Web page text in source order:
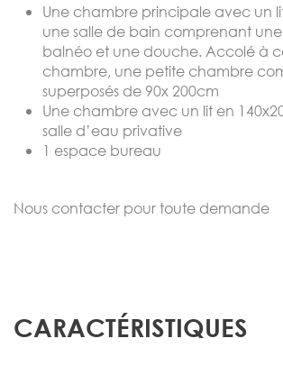
Une chambre principale avec un
une salle de bain comprenant
balnéo et une douche. Accolé à
chambre, une petite chambre
superposés de 90x 200cm
Une chambre avec un lit en
salle d’eau privative
1 espace bureau
Nous contacter pour toute demande
CARACTÉRISTIQUES